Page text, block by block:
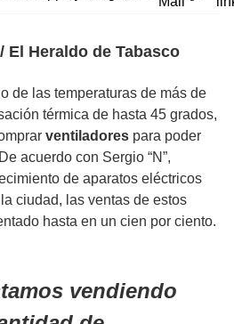
El Heraldo de Tabasco
de las temperaturas de más de
térmica de hasta 45 grados,
ventiladores para poder
acuerdo con Sergio “N”,
de aparatos eléctricos
ciudad, las ventas de estos
hasta en un cien por ciento.
vendiendo